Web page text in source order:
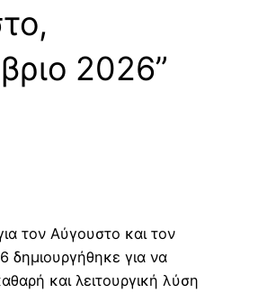
2026”
τον Αύγουστο και τον
δημιουργήθηκε για να
και λειτουργική λύση